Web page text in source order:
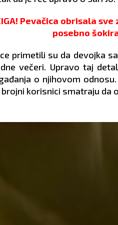
Pevačica obrisala
posebno
primetili su da devojka
večeri. Upravo taj
o njihovom
korisnici smatraju da